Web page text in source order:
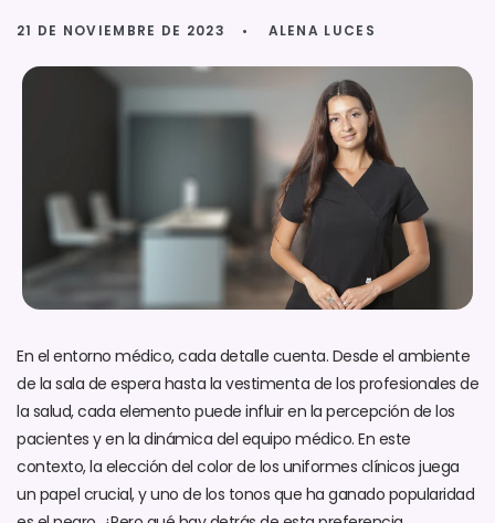
21 DE NOVIEMBRE DE 2023 ALENA LUCES
En el entorno médico, cada detalle cuenta. Desde el ambiente
de la sala de espera hasta la vestimenta de los profesionales de
la salud, cada elemento puede influir en la percepción de los
pacientes y en la dinámica del equipo médico. En este
contexto, la elección del color de los uniformes clínicos juega
un papel crucial, y uno de los tonos que ha ganado popularidad